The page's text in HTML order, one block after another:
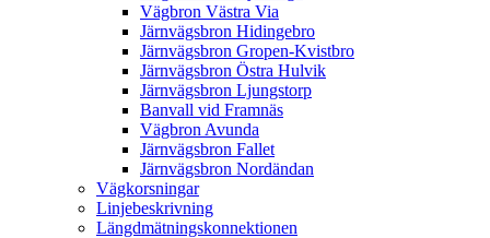
Vägbron Västra Via
Järnvägsbron Hidingebro
Järnvägsbron Gropen-Kvistbro
Järnvägsbron Östra Hulvik
Järnvägsbron Ljungstorp
Banvall vid Framnäs
Vägbron Avunda
Järnvägsbron Fallet
Järnvägsbron Nordändan
Vägkorsningar
Linjebeskrivning
Längdmätningskonnektionen